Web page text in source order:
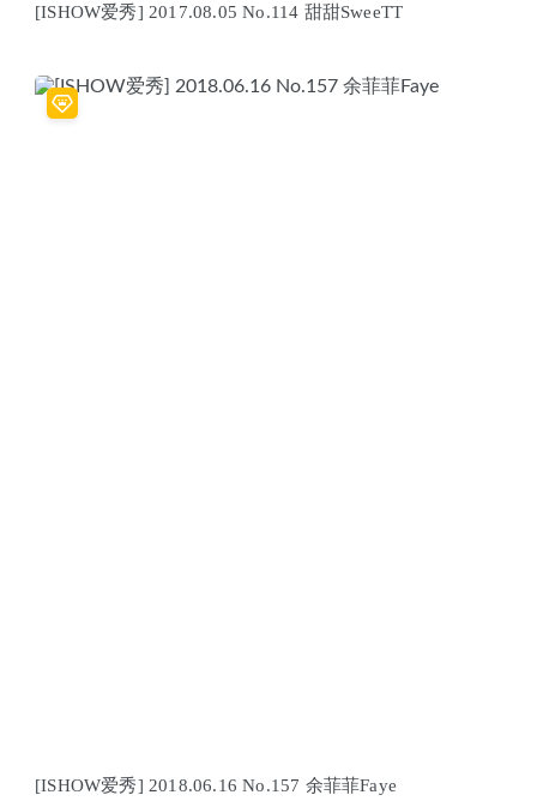
[ISHOW爱秀] 2017.08.05 No.114 甜甜SweeTT
[ISHOW爱秀] 2018.06.16 No.157 余菲菲Faye